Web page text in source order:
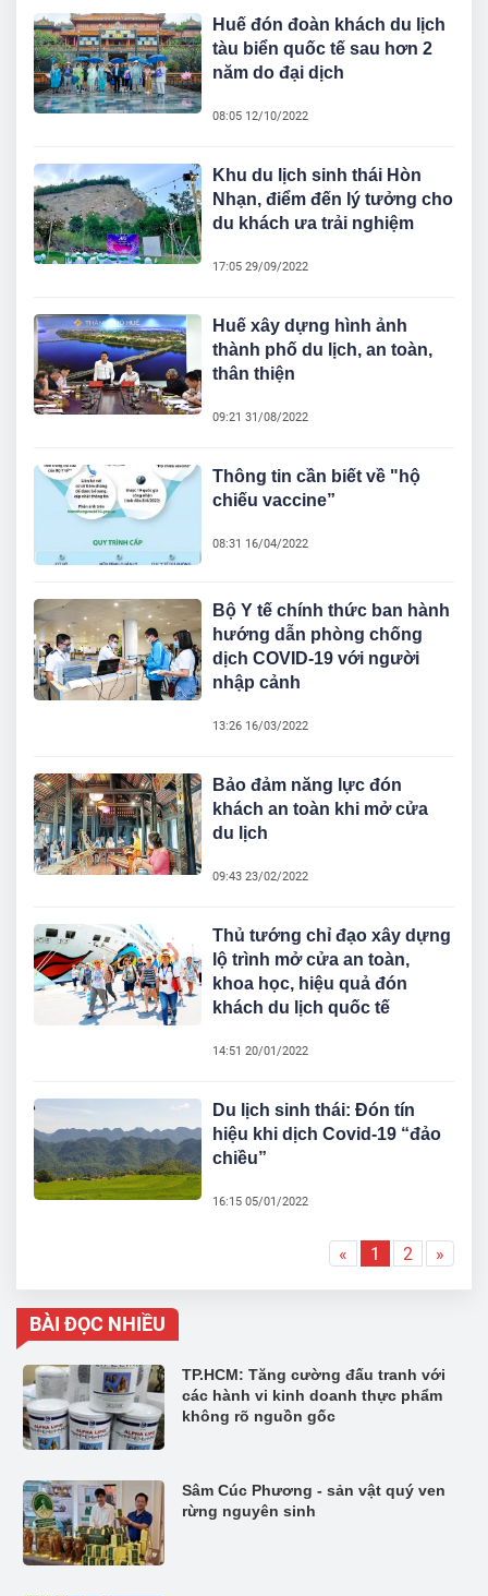
Huế đón đoàn khách du lịch
tàu biển quốc tế sau hơn 2
năm do đại dịch
08:05 12/10/2022
Khu du lịch sinh thái Hòn
Nhạn, điểm đến lý tưởng cho
du khách ưa trải nghiệm
17:05 29/09/2022
Huế xây dựng hình ảnh
thành phố du lịch, an toàn,
thân thiện
09:21 31/08/2022
Thông tin cần biết về "hộ
chiếu vaccine”
08:31 16/04/2022
Bộ Y tế chính thức ban hành
hướng dẫn phòng chống
dịch COVID-19 với người
nhập cảnh
13:26 16/03/2022
Bảo đảm năng lực đón
khách an toàn khi mở cửa
du lịch
09:43 23/02/2022
Thủ tướng chỉ đạo xây dựng
lộ trình mở cửa an toàn,
khoa học, hiệu quả đón
khách du lịch quốc tế
14:51 20/01/2022
Du lịch sinh thái: Đón tín
hiệu khi dịch Covid-19 “đảo
chiều”
16:15 05/01/2022
« 1 2 »
BÀI ĐỌC NHIỀU
TP.HCM: Tăng cường đấu tranh với
các hành vi kinh doanh thực phẩm
không rõ nguồn gốc
Sâm Cúc Phương - sản vật quý ven
rừng nguyên sinh